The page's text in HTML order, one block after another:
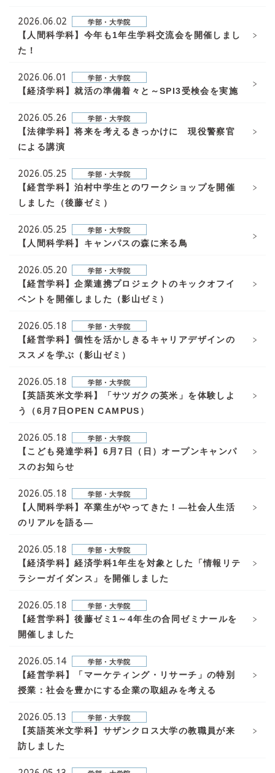
2026.06.02 学部・大学院
【人間科学科】今年も1年生学科交流会を開催しまし
た！
2026.06.01 学部・大学院
【経済学科】就活の準備着々と～SPI3受検会を実施
2026.05.26 学部・大学院
【法律学科】将来を考えるきっかけに 現役警察官
による講演
2026.05.25 学部・大学院
【経営学科】泊村中学生とのワークショップを開催
しました（後藤ゼミ）
2026.05.25 学部・大学院
【人間科学科】キャンパスの森に来る鳥
2026.05.20 学部・大学院
【経営学科】企業連携プロジェクトのキックオフイ
ベントを開催しました（影山ゼミ）
2026.05.18 学部・大学院
【経営学科】個性を活かしきるキャリアデザインの
ススメを学ぶ（影山ゼミ）
2026.05.18 学部・大学院
【英語英米文学科】「サツガクの英米」を体験しよ
う（6月7日OPEN CAMPUS）
2026.05.18 学部・大学院
【こども発達学科】6月7日（日）オープンキャンパ
スのお知らせ
2026.05.18 学部・大学院
【人間科学科】卒業生がやってきた！—社会人生活
のリアルを語る—
2026.05.18 学部・大学院
【経済学科】経済学科1年生を対象とした「情報リテ
ラシーガイダンス」を開催しました
2026.05.18 学部・大学院
【経営学科】後藤ゼミ1～4年生の合同ゼミナールを
開催しました
2026.05.14 学部・大学院
【経営学科】「マーケティング・リサーチ」の特別
授業：社会を豊かにする企業の取組みを考える
2026.05.13 学部・大学院
【英語英米文学科】サザンクロス大学の教職員が来
訪しました